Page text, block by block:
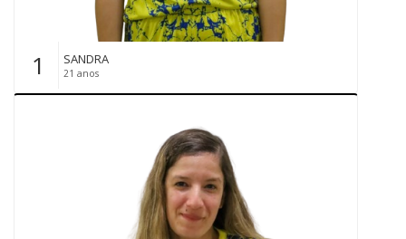
1 SANDRA
21 anos